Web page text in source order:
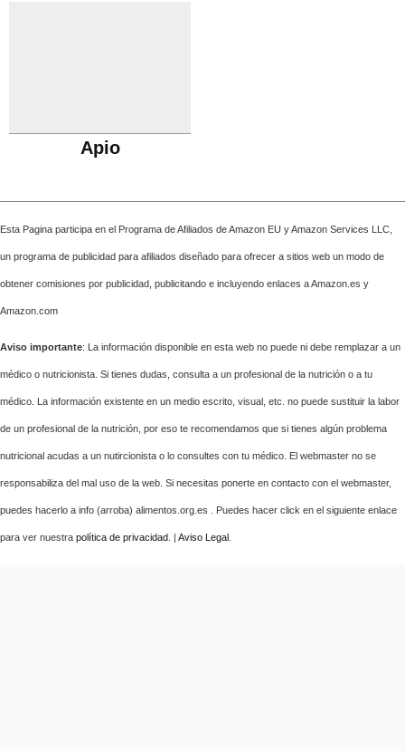
Apio
Esta Pagina participa en el Programa de Afiliados de Amazon EU y Amazon Services LLC,
un programa de publicidad para afiliados diseñado para ofrecer a sitios web un modo de
obtener comisiones por publicidad, publicitando e incluyendo enlaces a Amazon.es y
Amazon.com
Aviso importante: La información disponible en esta web no puede ni debe remplazar a un
médico o nutricionista. Si tienes dudas, consulta a un profesional de la nutrición o a tu
médico. La información existente en un medio escrito, visual, etc. no puede sustituir la labor
de un profesional de la nutrición, por eso te recomendamos que si tienes algún problema
nutricional acudas a un nutircionista o lo consultes con tu médico. El webmaster no se
responsabiliza del mal uso de la web. Si necesitas ponerte en contacto con el webmaster,
puedes hacerlo a info (arroba) alimentos.org.es . Puedes hacer click en el siguiente enlace
para ver nuestra política de privacidad . | Aviso Legal